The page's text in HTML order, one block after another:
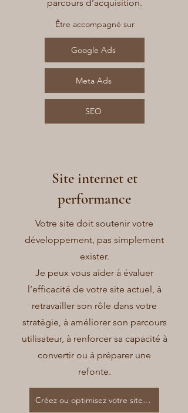
parcours d’acquisition.
Être accompagné sur
Google Ads
Meta Ads
SEO
Site internet et
performance
Votre site doit soutenir votre
développement, pas simplement
exister.
Je peux vous aider à évaluer
l’efficacité de votre site actuel, à
retravailler son rôle dans votre
stratégie, à améliorer son parcours
utilisateur, à renforcer sa capacité à
convertir ou à préparer une
refonte.
Créez ou optimisez votre site internet